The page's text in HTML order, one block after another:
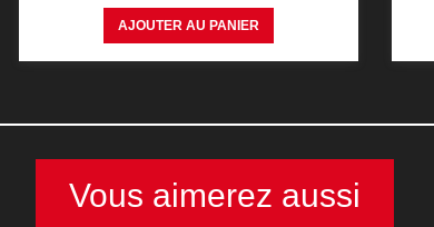
AJOUTER AU PANIER
Vous aimerez aussi